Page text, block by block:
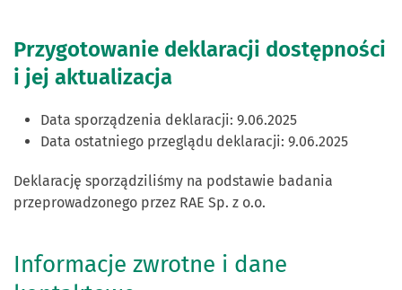
Przygotowanie deklaracji dostępności
i jej aktualizacja
Data sporządzenia deklaracji: 9.06.2025
Data ostatniego przeglądu deklaracji: 9.06.2025
Deklarację sporządziliśmy na podstawie badania
przeprowadzonego przez RAE Sp. z o.o.
Informacje zwrotne i dane